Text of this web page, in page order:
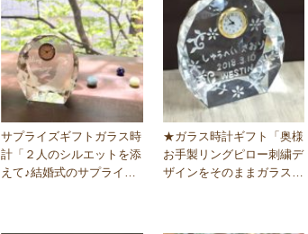
サプライズギフトガラス時
計「２人のシルエットを添
えて♪結婚式のサプライ
★ガラス時計ギフト「奥様
お手製リングピロー刺繍デ
ザインをそのままガラス時